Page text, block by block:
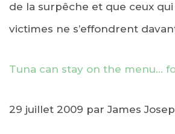
de la surpêche et que ceux
victimes ne s’effondrent
Tuna can stay on the menu…
29 juillet 2009 par James